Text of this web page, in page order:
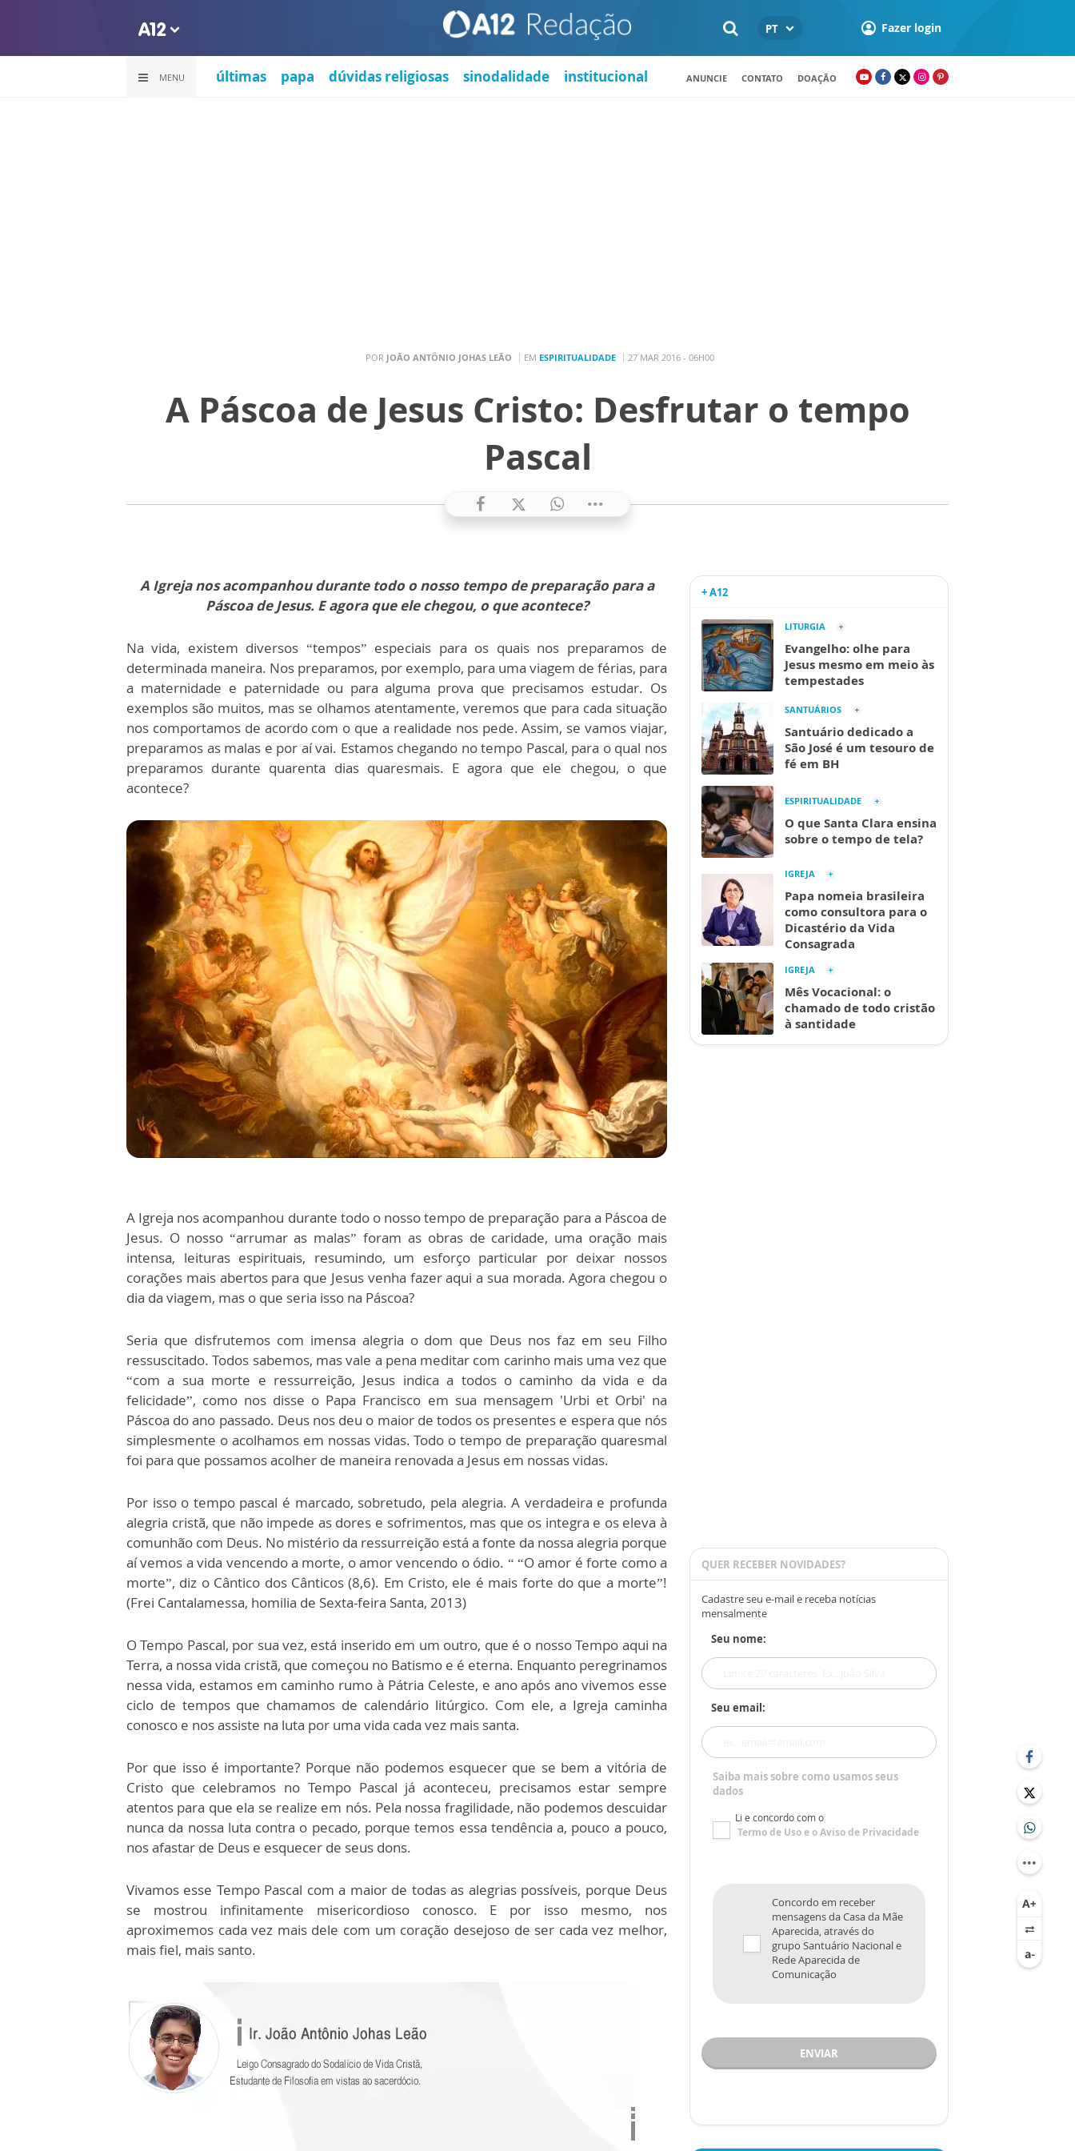
PT Fazer login
MENU últimas papa dúvidas religiosas sinodalidade institucional ANUNCIE CONTATO DOAÇÃO
POR JOÃO ANTÔNIO JOHAS LEÃO EM ESPIRITUALIDADE 27 MAR 2016 - 06H00
A Páscoa de Jesus Cristo: Desfrutar o tempo
Pascal
A Igreja nos acompanhou durante todo o nosso tempo de preparação para a
Páscoa de Jesus. E agora que ele chegou, o que acontece?
Na vida, existem diversos “tempos” especiais para os quais nos preparamos de
determinada maneira. Nos preparamos, por exemplo, para uma viagem de férias, para
a maternidade e paternidade ou para alguma prova que precisamos estudar. Os
exemplos são muitos, mas se olhamos atentamente, veremos que para cada situação
nos comportamos de acordo com o que a realidade nos pede. Assim, se vamos viajar,
preparamos as malas e por aí vai. Estamos chegando no tempo Pascal, para o qual nos
preparamos durante quarenta dias quaresmais. E agora que ele chegou, o que
acontece?
A Igreja nos acompanhou durante todo o nosso tempo de preparação para a Páscoa de
Jesus. O nosso “arrumar as malas” foram as obras de caridade, uma oração mais
intensa, leituras espirituais, resumindo, um esforço particular por deixar nossos
corações mais abertos para que Jesus venha fazer aqui a sua morada. Agora chegou o
dia da viagem, mas o que seria isso na Páscoa?
Seria que disfrutemos com imensa alegria o dom que Deus nos faz em seu Filho
ressuscitado. Todos sabemos, mas vale a pena meditar com carinho mais uma vez que
“com a sua morte e ressurreição, Jesus indica a todos o caminho da vida e da
felicidade”, como nos disse o Papa Francisco em sua mensagem 'Urbi et Orbi' na
Páscoa do ano passado. Deus nos deu o maior de todos os presentes e espera que nós
simplesmente o acolhamos em nossas vidas. Todo o tempo de preparação quaresmal
foi para que possamos acolher de maneira renovada a Jesus em nossas vidas.
Por isso o tempo pascal é marcado, sobretudo, pela alegria. A verdadeira e profunda
alegria cristã, que não impede as dores e sofrimentos, mas que os integra e os eleva à
comunhão com Deus. No mistério da ressurreição está a fonte da nossa alegria porque
aí vemos a vida vencendo a morte, o amor vencendo o ódio. “ “O amor é forte como a
morte”, diz o Cântico dos Cânticos (8,6). Em Cristo, ele é mais forte do que a morte”!
(Frei Cantalamessa, homilia de Sexta-feira Santa, 2013)
O Tempo Pascal, por sua vez, está inserido em um outro, que é o nosso Tempo aqui na
Terra, a nossa vida cristã, que começou no Batismo e é eterna. Enquanto peregrinamos
nessa vida, estamos em caminho rumo à Pátria Celeste, e ano após ano vivemos esse
ciclo de tempos que chamamos de calendário litúrgico. Com ele, a Igreja caminha
conosco e nos assiste na luta por uma vida cada vez mais santa.
Por que isso é importante? Porque não podemos esquecer que se bem a vitória de
Cristo que celebramos no Tempo Pascal já aconteceu, precisamos estar sempre
atentos para que ela se realize em nós. Pela nossa fragilidade, não podemos descuidar
nunca da nossa luta contra o pecado, porque temos essa tendência a, pouco a pouco,
nos afastar de Deus e esquecer de seus dons.
Vivamos esse Tempo Pascal com a maior de todas as alegrias possíveis, porque Deus
se mostrou infinitamente misericordioso conosco. E por isso mesmo, nos
aproximemos cada vez mais dele com um coração desejoso de ser cada vez melhor,
mais fiel, mais santo.
+ A12
LITURGIA
Evangelho: olhe para
Jesus mesmo em meio às
tempestades
SANTUÁRIOS
Santuário dedicado a
São José é um tesouro de
fé em BH
ESPIRITUALIDADE
O que Santa Clara ensina
sobre o tempo de tela?
IGREJA
Papa nomeia brasileira
como consultora para o
Dicastério da Vida
Consagrada
IGREJA
Mês Vocacional: o
chamado de todo cristão
à santidade
QUER RECEBER NOVIDADES?
Cadastre seu e-mail e receba notícias
mensalmente
Seu nome:
Seu email:
Saiba mais sobre como usamos seus
dados
Li e concordo com o
Termo de Usoe oAviso de Privacidade
Concordo em receber
mensagens da Casa da Mãe
Aparecida, através do
grupo Santuário Nacional e
Rede Aparecida de
Comunicação
ENVIAR